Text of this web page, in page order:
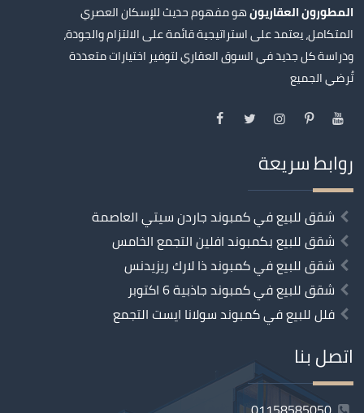
المطورون العقاريونهو مفهوم حديث للإسكان العصري
المتكامل، يعتمد على استراتيجية قائمة على الالتزام والجودة،
ودراسة كل جديد في السوق العقاري لتوفير اختيارات متعددة
تُرضي الجميع
روابط سريعة
شقق للبيع في كمبوند جاردن سيتي العاصمة
شقق للبيع بكمبوند افلين التجمع الخامس
شقق للبيع في كمبوند ذا لارك ريزيدنس
شقق للبيع في كمبوند جاذبية 6 اكتوبر
فلل للبيع في كمبوند سولانا ايست التجمع
اتصل بنا